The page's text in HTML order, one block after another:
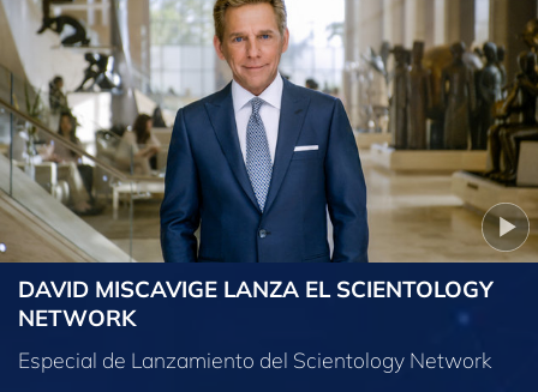
DAVID MISCAVIGE LANZA EL SCIENTOLOGY
NETWORK
Especial de Lanzamiento del Scientology Network